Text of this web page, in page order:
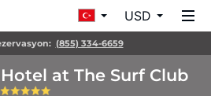
USD
(855) 334-6659
at The Surf Club